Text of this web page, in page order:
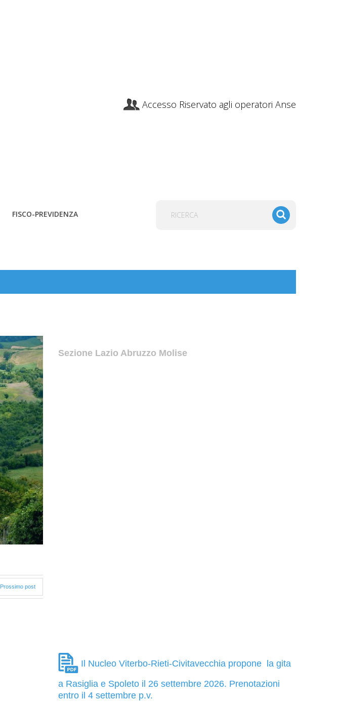
Accesso Riservato agli operatori Anse
FISCO-PREVIDENZA
Prossimo post
Sezione Lazio Abruzzo Molise
Il Nucleo Viterbo-Rieti-Civitavecchia propone la gita
a Rasiglia e Spoleto il 26 settembre 2026. Prenotazioni
entro il 4 settembre p.v.